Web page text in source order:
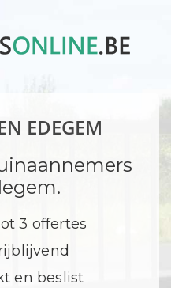
EDEGEM
3 offertes
en beslist